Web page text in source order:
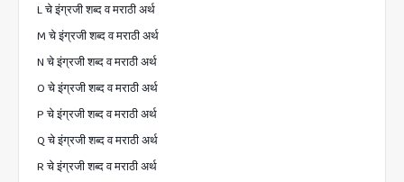
L चे इंग्रजी शब्द व मराठी अर्थ
M चे इंग्रजी शब्द व मराठी अर्थ
N चे इंग्रजी शब्द व मराठी अर्थ
O चे इंग्रजी शब्द व मराठी अर्थ
P चे इंग्रजी शब्द व मराठी अर्थ
Q चे इंग्रजी शब्द व मराठी अर्थ
R चे इंग्रजी शब्द व मराठी अर्थ